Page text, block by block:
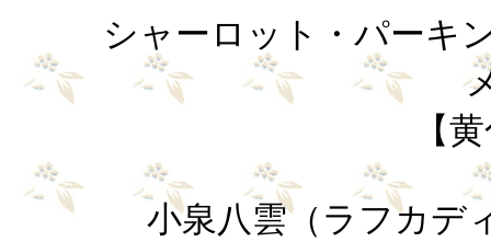
シャーロット・パーキ
【
小泉八雲（ラフカデ